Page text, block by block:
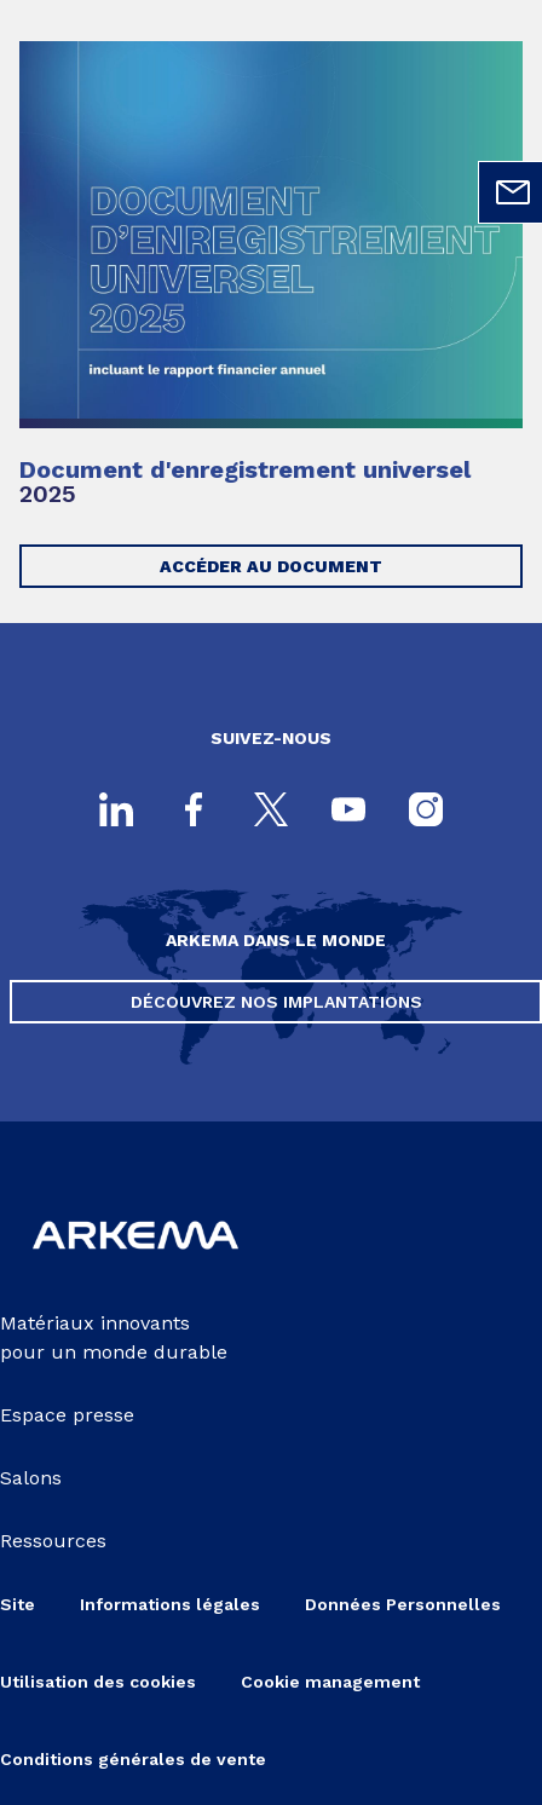
Document d'enregistrement universel
2025
ACCÉDER AU DOCUMENT
SUIVEZ-NOUS
ARKEMA DANS LE MONDE
DÉCOUVREZ NOS IMPLANTATIONS
Matériaux innovants
pour un monde durable
Espace presse
Salons
Ressources
Site Informations légales Données Personnelles
Utilisation des cookies Cookie management
Conditions générales de vente